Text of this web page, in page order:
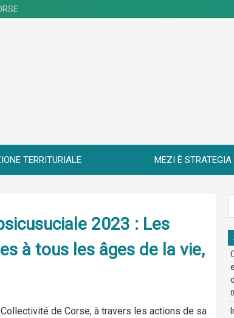
TERRITURIALE MEZI È STRATEGIA
2023 : Les
à tous les âges de la vie,
de Corse, à travers les actions de sa